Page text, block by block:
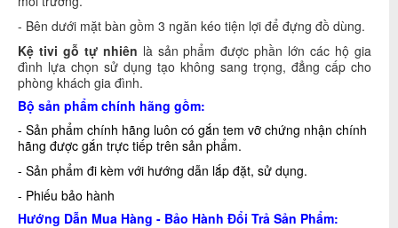
- Bên dưới mặt bàn gồm 3 ngăn kéo tiện lợi để đựng đồ dùng.
Kệ tivi gỗ tự nhiên là sản phẩm được phần lớn các hộ gia
đình lựa chọn sử dụng tạo không sang trọng, đẳng cấp cho
phòng khách gia đình.
Bộ sản phẩm chính hãng gồm:
- Sản phẩm chính hãng luôn có gắn tem vỡ chứng nhận chính
hãng được gắn trực tiếp trên sản phẩm.
- Sản phẩm đi kèm với hướng dẫn lắp đặt, sử dụng.
- Phiếu bảo hành
Hướng Dẫn Mua Hàng - Bảo Hành Đổi Trả Sản Phẩm: